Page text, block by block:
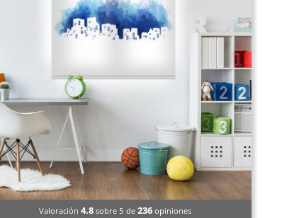
Valoración4.8 sobre 5 de236 opiniones